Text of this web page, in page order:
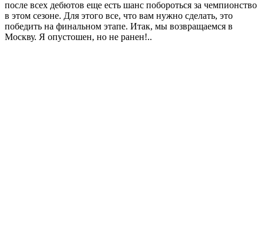
после всех дебютов еще есть шанс побороться за чемпионство
в этом сезоне. Для этого все, что вам нужно сделать, это
победить на финальном этапе. Итак, мы возвращаемся в
Москву. Я опустошен, но не ранен!..